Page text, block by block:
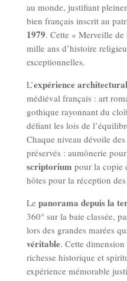
au monde, justifiant
bien français inscrit au
1979. Cette « Merveille
mille ans d’histoire
exceptionnelles.
L’expérience
médiéval français : art
gothique rayonnant du
défiant les lois de
Chaque niveau dévoile
préservés : aumônerie
scriptorium pour la copie
hôtes pour la réception
Le panorama depuis la
360° sur la baie classée,
lors des grandes marées
véritable. Cette
richesse historique et
expérience mémorable